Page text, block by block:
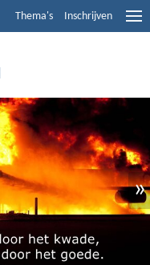
Thema's Inschrijven
»